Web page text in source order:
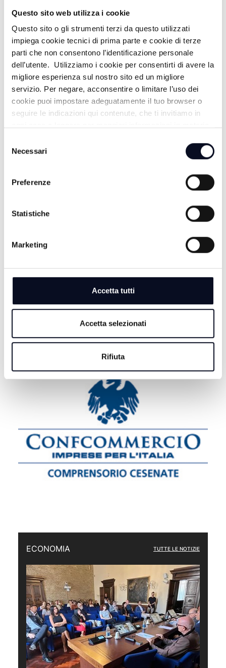
Questo sito web utilizza i cookie
Questo sito o gli strumenti terzi da questo utilizzati
impiega cookie tecnici di prima parte e cookie di terze
parti che non consentono l’identificazione personale
dell’utente. Utilizziamo i cookie per consentirti di avere la
migliore esperienza sul nostro sito ed un migliore
servizio. Per negare, acconsentire o limitare l’uso dei
cookie puoi impostare adeguatamente il tuo browser o
seguire le indicazioni qui contenute, che ti invitiamo in
delNecessari
Preferenze
Statistiche
Marketing
Accetta tutti
Accetta selezionati
Rifiuta
ALTRE NOTIZIE
SAN MARINO: Caldo e siccità, dichiarato lo stato di
emergenza idrica
EMILIA-ROMAGNA: Migliaia di messaggi per l'ultimo
6 AGOSTO 2026
ROMAGNA: Case vacanza fantasma, come difendersi
ECONOMIA TUTTE LE NOTIZIE